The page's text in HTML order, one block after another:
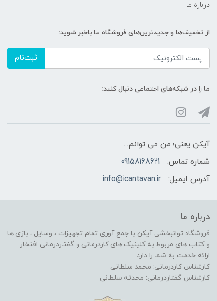
درباره ما
از تخفیف‌ها و جدیدترین‌های فروشگاه ما باخبر شوید:
ثبت‌نام
ما را در شبکه‌های اجتماعی دنبال کنید:
آیکن یعنی؛ من می توانم...
شماره تماس:
09158168621
آدرس ایمیل:
info@icantavan.ir
درباره ما
فروشگاه توانبخشی آیکن با جمع آوری تمام تجهیزات ، وسایل ، بازی ها
و کتاب های مربوط به کلینیک های کاردرمانی و گفتاردرمانی افتخار
ارائه خدمت به شما را دارد.
کارشناس کاردرمانی: محمد سلطانی
کارشناس گفتاردرمانی: محدثه سلطانی